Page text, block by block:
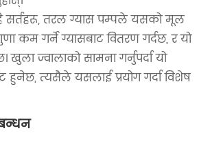
सर्तहरू, तरल ग्यास पम्पले यसको मूल
कम गर्ने ग्यासबाट वितरण गर्दछ, र यो
ज्वालाको सामना गर्नुपर्दा यो
हुनेछ, त्यसैले यसलाई प्रयोग गर्दा विशेष